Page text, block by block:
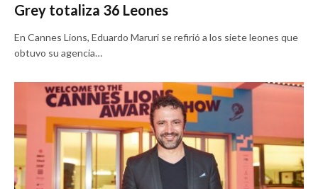
Grey totaliza 36 Leones
En Cannes Lions, Eduardo Maruri se refirió a los siete leones que
obtuvo su agencia…